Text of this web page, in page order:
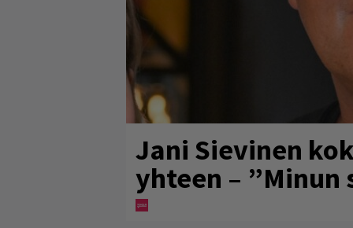
Jani Sievinen
yhteen –